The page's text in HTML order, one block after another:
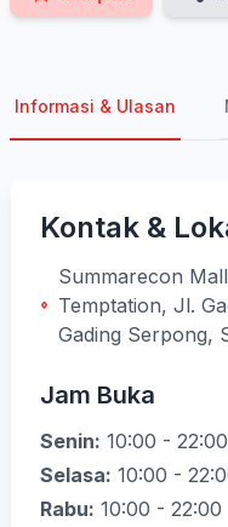
Informasi & Ulasan
Kontak &
Summarecon
Temptation, Jl.
Gading Serpong,
Jam Buka
Senin: 10:00 - 22:00
Selasa: 10:00 -
Rabu: 10:00 - 22:00